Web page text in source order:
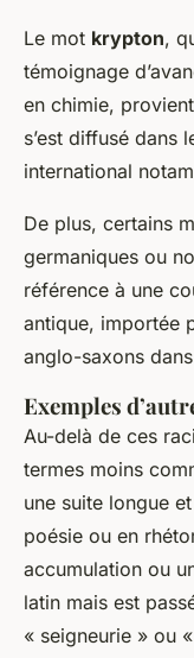
Le mot krypton,
témoignage
en chimie,
s’est diffusé dans
international
De plus, certains
germaniques ou
référence à une
antique, importée
anglo-saxons
Exemples
Au-delà de ces
termes moins
une suite longue
poésie ou en
accumulation ou
latin mais est
« seigneurie » ou